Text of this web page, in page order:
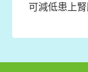
可減低患上